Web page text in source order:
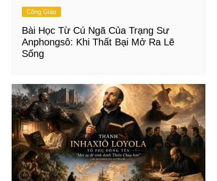
Công Giáo
Bài Học Từ Cú Ngã Của Trạng Sư
Anphongsô: Khi Thất Bại Mở Ra Lẽ
Sống